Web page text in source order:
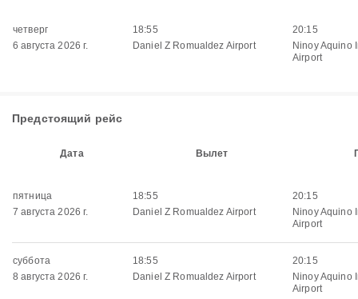
четверг
6 августа 2026 г.
18:55
Daniel Z Romualdez Airport
20:15
Ninoy Aquino
Airport
Предстоящий рейс
Дата Вылет
пятница
7 августа 2026 г.
18:55
Daniel Z Romualdez Airport
20:15
Ninoy Aquino
Airport
суббота
8 августа 2026 г.
18:55
Daniel Z Romualdez Airport
20:15
Ninoy Aquino
Airport